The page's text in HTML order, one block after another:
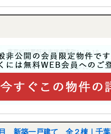
目 新築一戸建て 全２棟｜千葉